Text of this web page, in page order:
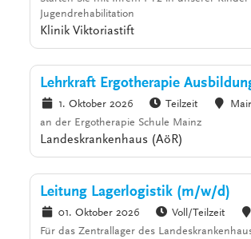
Jugendrehabilitation
Klinik Viktoriastift
Lehrkraft Ergotherapie
1. Oktober 2026 Teilzeit
an der Ergotherapie Schule Mainz
Landeskrankenhaus (AöR)
Leitung Lagerlogistik (m/w/d)
01. Oktober 2026 Voll/Teilzeit
Für das Zentrallager des